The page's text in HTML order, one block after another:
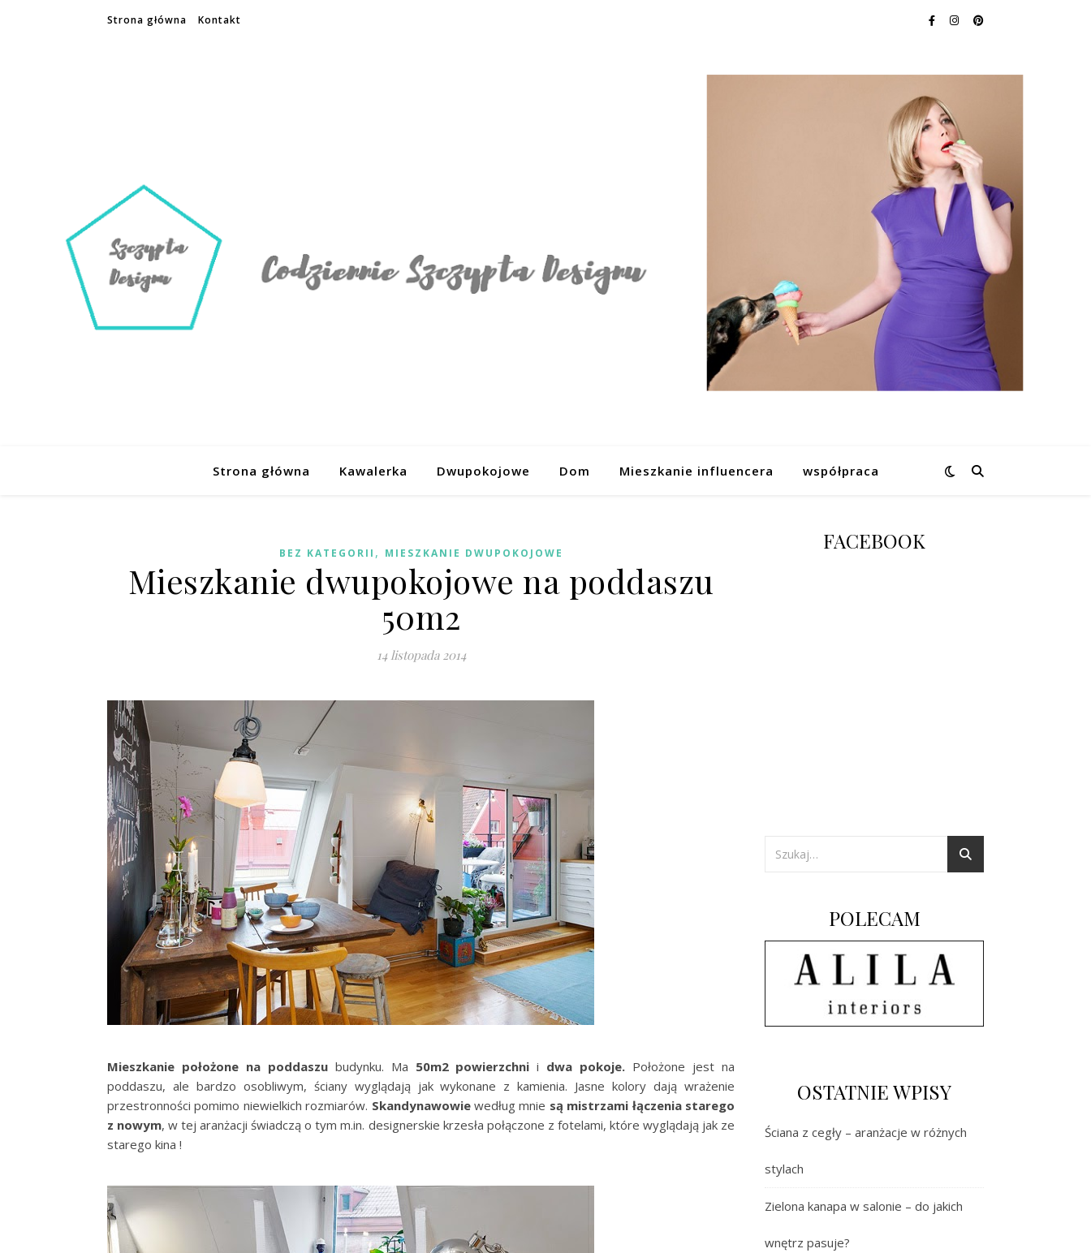
Strona główna Kontakt
Strona główna Kawalerka Dwupokojowe Dom Mieszkanie influencera współpraca
BEZ KATEGORII , MIESZKANIE DWUPOKOJOWE
Mieszkanie dwupokojowe na poddaszu
50m2
14 listopada 2014
Mieszkanie położone na poddaszu budynku. Ma 50m2 powierzchnii dwa pokoje. Położone jest na
poddaszu, ale bardzo osobliwym, ściany wyglądają jak wykonane z kamienia. Jasne kolory dają wrażenie
przestronności pomimo niewielkich rozmiarów. Skandynawowiewedług mnie są mistrzami łączenia starego
z nowym, w tej aranżacji świadczą o tym m.in. designerskie krzesła połączone z fotelami, które wyglądają jak ze
starego kina !
FACEBOOK
POLECAM
OSTATNIE WPISY
Ściana z cegły – aranżacje w różnych
stylach
Zielona kanapa w salonie – do jakich
wnętrz pasuje?